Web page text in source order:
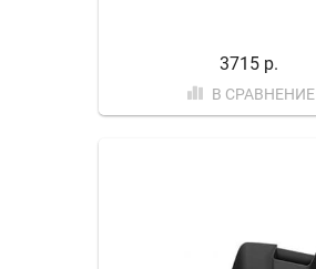
3715 р.
В СРАВНЕНИЕ